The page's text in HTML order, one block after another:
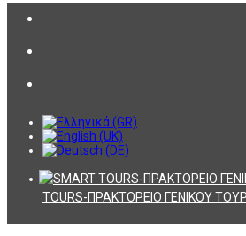
TOURS-ΠΡΑΚΤΟΡΕΙΟ ΓΕΝΙΚΟΥ